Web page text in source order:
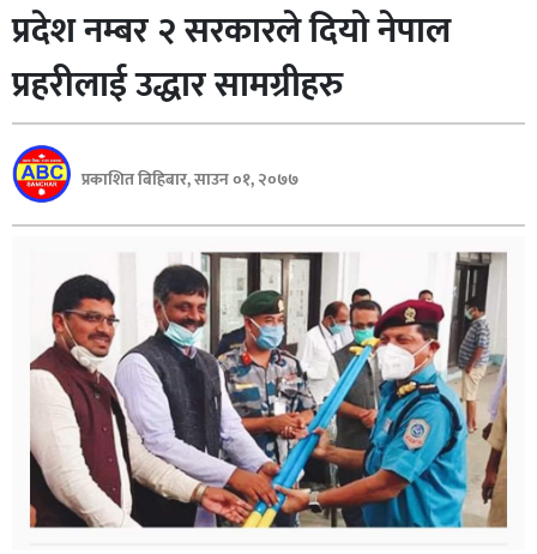
कुटनीती
अर्थ
रसरङ्ग
यौन/
स्वास्थ्य
बिशेष
भिडियो
पत्रपत्रिका
खेलकुद
बिश्व
प्रदेश नम्बर २ सरकारले दियो नेपाल
प्रहरीलाई उद्धार सामग्रीहरु
प्रकाशित बिहिबार, साउन ०१, २०७७